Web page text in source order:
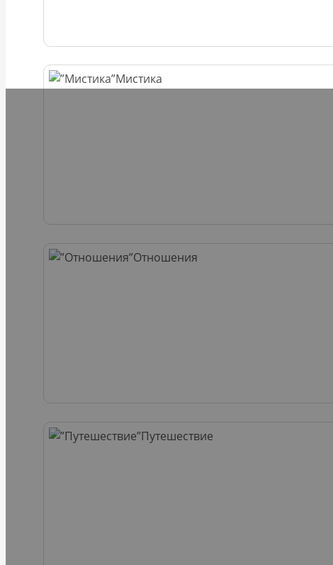
Мистика
Отношения
Путешествие